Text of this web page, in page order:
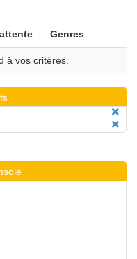
Genres
à vos critères.